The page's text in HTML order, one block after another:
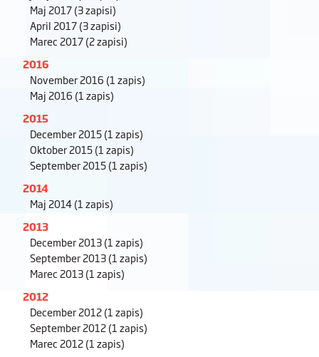
Maj 2017(3 zapisi)
April 2017(3 zapisi)
Marec 2017(2 zapisi)
2016
November 2016 (1 zapis)
Maj 2016 (1 zapis)
2015
December 2015(1 zapis)
Oktober 2015(1 zapis)
September 2015(1 zapis)
2014
Maj 2014(1 zapis)
2013
December 2013(1 zapis)
September 2013(1 zapis)
Marec 2013(1 zapis)
2012
December 2012(1 zapis)
September 2012(1 zapis)
Marec 2012(1 zapis)